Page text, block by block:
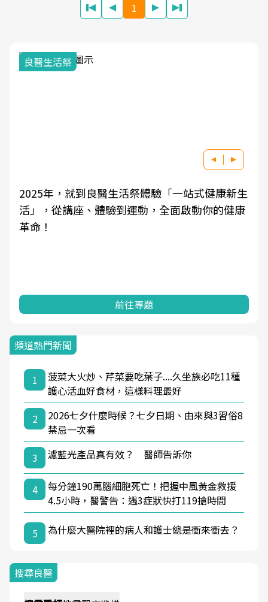
1
良醫生活祭
2025年，就到良醫生活祭體驗「一站式健康新生
活」，從講座、體驗到運動，全面啟動你的健康
革命！
前往專題
頻道熱門新聞
1
菠菜大火炒、芹菜要吃葉子....久坐族必吃11種
護心活血好食材，這樣料理最好
2
2026七夕什麼時候？七夕日期、由來與3習俗8
禁忌一次看
3
濾藍光產品真有效？ 醫師告訴你
4
每分鐘190萬腦細胞死亡！把握中風黃金救援
4.5小時，醫警告：遇3症狀快打119搶時間
5 為什麼大醫院裡的病人和護士總是衝來衝去？
搜尋良醫